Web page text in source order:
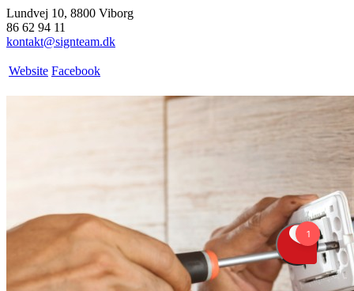
Lundvej 10, 8800 Viborg
86 62 94 11
kontakt@signteam.dk
Website Facebook